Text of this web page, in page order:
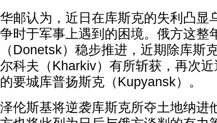
华邮认为，近日在库斯克的失利凸显
争时于军事上遇到的困境。俄方这整
（Donetsk）稳步推进，近期除库斯
尔科夫（Kharkiv）有所斩获，再次
的要城库普扬斯克（Kupyansk）。
泽伦斯基将逆袭库斯克所夺土地纳进